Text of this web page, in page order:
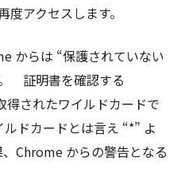
アクセスします。
からは “保護されていない
証明書を確認する
得されたワイルドカードで
ドカードとは言え “*” よ
Chrome からの警告となる